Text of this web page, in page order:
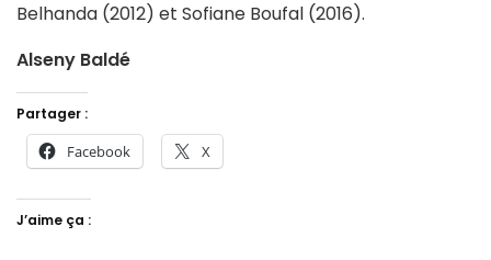
Belhanda (2012) et Sofiane Boufal (2016).
Alseny Baldé
Partager :
Facebook X
J’aime ça :